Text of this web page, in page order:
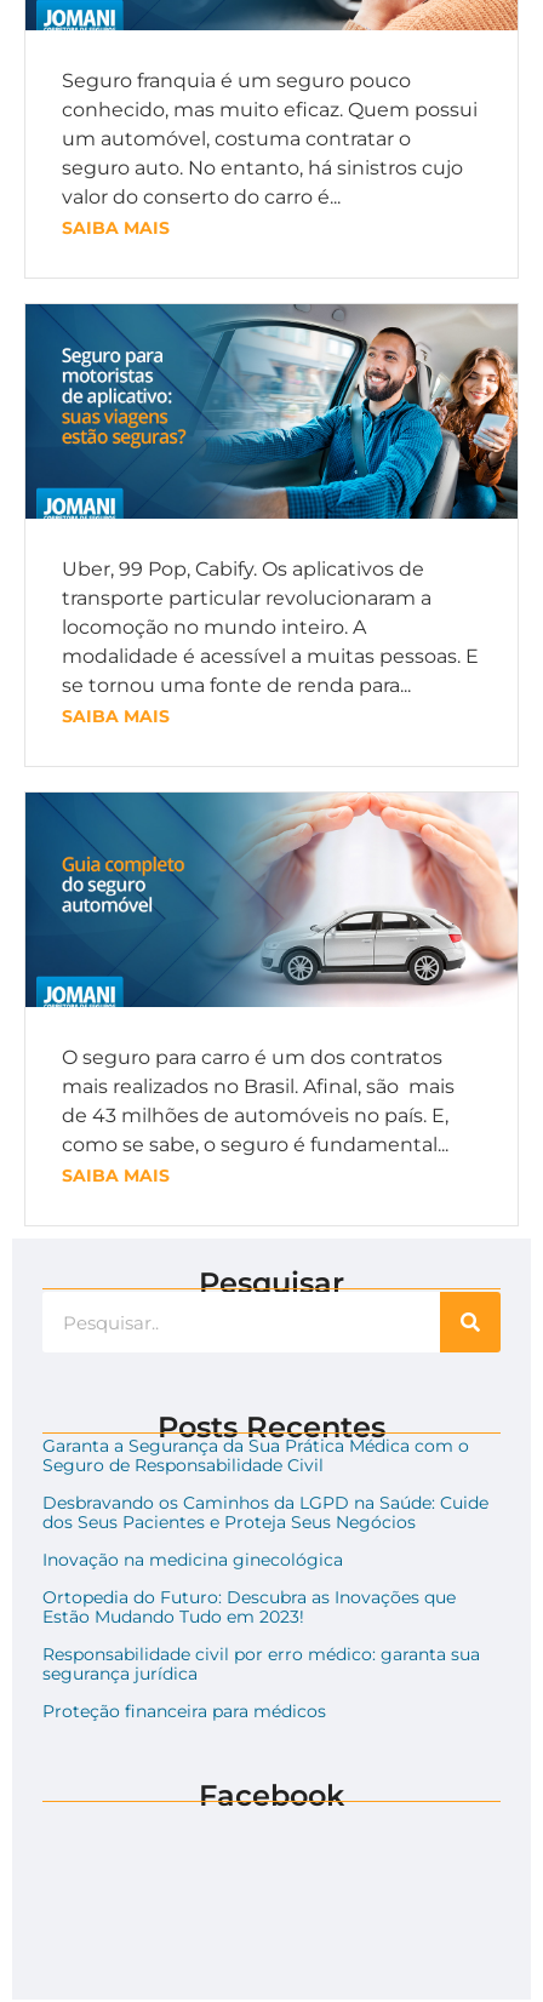
Seguro franquia é um seguro pouco
conhecido, mas muito eficaz. Quem possui
um automóvel, costuma contratar o
seguro auto. No entanto, há sinistros cujo
valor do conserto do carro é...
SAIBA MAIS
Uber, 99 Pop, Cabify. Os aplicativos de
transporte particular revolucionaram a
locomoção no mundo inteiro. A
modalidade é acessível a muitas pessoas. E
se tornou uma fonte de renda para...
SAIBA MAIS
O seguro para carro é um dos contratos
mais realizados no Brasil. Afinal, são mais
de 43 milhões de automóveis no país. E,
como se sabe, o seguro é fundamental...
SAIBA MAIS
Pesquisar
Posts Recentes
Garanta a Segurança da Sua Prática Médica com o
Seguro de Responsabilidade Civil
Desbravando os Caminhos da LGPD na Saúde: Cuide
dos Seus Pacientes e Proteja Seus Negócios
Inovação na medicina ginecológica
Ortopedia do Futuro: Descubra as Inovações que
Estão Mudando Tudo em 2023!
Responsabilidade civil por erro médico: garanta sua
segurança jurídica
Proteção financeira para médicos
Facebook